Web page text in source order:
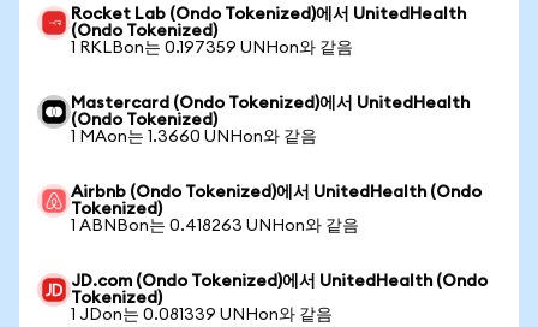
Rocket Lab (Ondo Tokenized)에서 UnitedHealth
(Ondo Tokenized)
1 RKLBon는 0.197359 UNHon와 같음
Mastercard (Ondo Tokenized)에서 UnitedHealth
(Ondo Tokenized)
1 MAon는 1.3660 UNHon와 같음
Airbnb (Ondo Tokenized)에서 UnitedHealth (Ondo
Tokenized)
1 ABNBon는 0.418263 UNHon와 같음
JD.com (Ondo Tokenized)에서 UnitedHealth (Ondo
Tokenized)
1 JDon는 0.081339 UNHon와 같음